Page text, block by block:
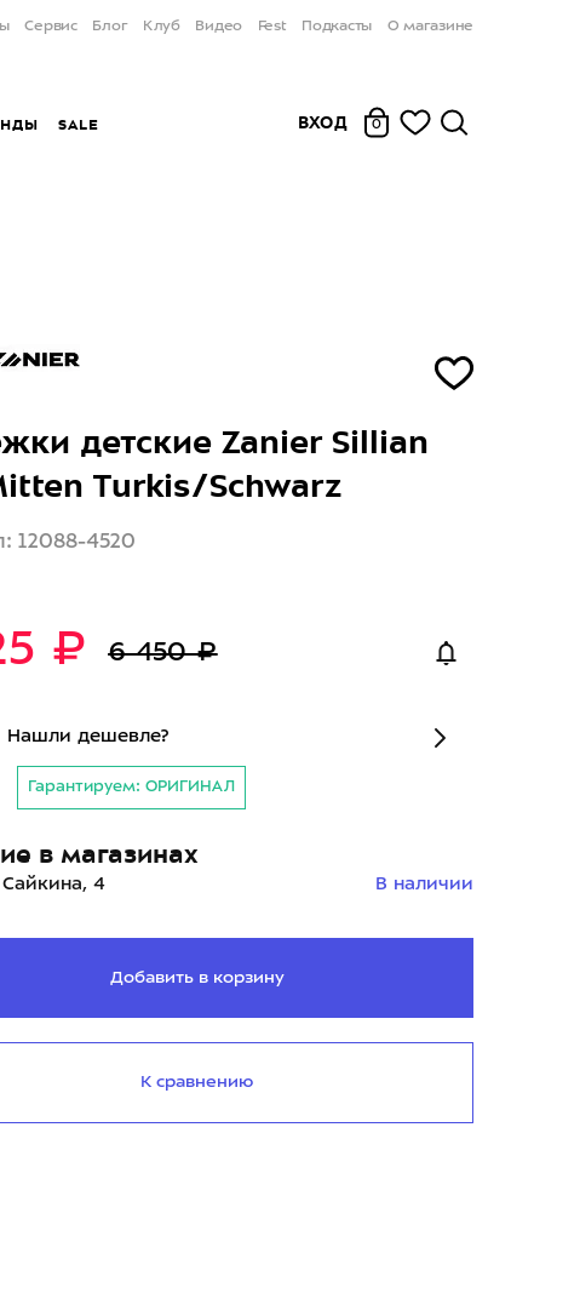
Сервис Блог Клуб Видео Fest Подкасты О магазине
SALE ВХОД 0
детские Zanier Sillian
Turkis/Schwarz
12088-4520
₽ 6 450 ₽
Нашли дешевле?
Гарантируем: ОРИГИНАЛ
в магазинах
4 В наличии
Добавить в корзину
К сравнению